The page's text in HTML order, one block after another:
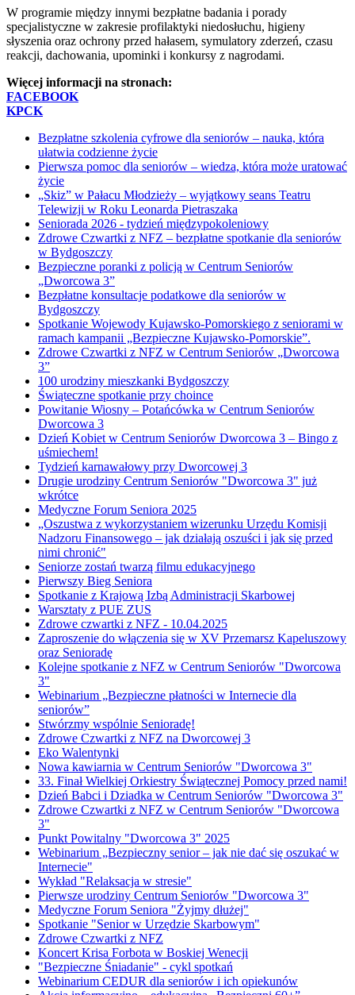
W programie między innymi bezpłatne badania i porady
specjalistyczne w zakresie profilaktyki niedosłuchu, higieny
słyszenia oraz ochrony przed hałasem, symulatory zderzeń, czasu
reakcji, dachowania, upominki i konkursy z nagrodami.
Więcej informacji na stronach:
FACEBOOK
KPCK
Bezpłatne szkolenia cyfrowe dla seniorów – nauka, która
ułatwia codzienne życie
Pierwsza pomoc dla seniorów – wiedza, która może uratować
życie
„Skiz” w Pałacu Młodzieży – wyjątkowy seans Teatru
Telewizji w Roku Leonarda Pietraszaka
Seniorada 2026 - tydzień międzypokoleniowy
Zdrowe Czwartki z NFZ – bezpłatne spotkanie dla seniorów
w Bydgoszczy
Bezpieczne poranki z policją w Centrum Seniorów
„Dworcowa 3”
Bezpłatne konsultacje podatkowe dla seniorów w
Bydgoszczy
Spotkanie Wojewody Kujawsko-Pomorskiego z seniorami w
ramach kampanii „Bezpieczne Kujawsko-Pomorskie”.
Zdrowe Czwartki z NFZ w Centrum Seniorów „Dworcowa
3”
100 urodziny mieszkanki Bydgoszczy
Świąteczne spotkanie przy choince
Powitanie Wiosny – Potańcówka w Centrum Seniorów
Dworcowa 3
Dzień Kobiet w Centrum Seniorów Dworcowa 3 – Bingo z
uśmiechem!
Tydzień karnawałowy przy Dworcowej 3
Drugie urodziny Centrum Seniorów "Dworcowa 3" już
wkrótce
Medyczne Forum Seniora 2025
„Oszustwa z wykorzystaniem wizerunku Urzędu Komisji
Nadzoru Finansowego – jak działają oszuści i jak się przed
nimi chronić"
Seniorze zostań twarzą filmu edukacyjnego
Pierwszy Bieg Seniora
Spotkanie z Krajową Izbą Administracji Skarbowej
Warsztaty z PUE ZUS
Zdrowe czwartki z NFZ - 10.04.2025
Zaproszenie do włączenia się w XV Przemarsz Kapeluszowy
oraz Senioradę
Kolejne spotkanie z NFZ w Centrum Seniorów "Dworcowa
3"
Webinarium „Bezpieczne płatności w Internecie dla
seniorów”
Stwórzmy wspólnie Senioradę!
Zdrowe Czwartki z NFZ na Dworcowej 3
Eko Walentynki
Nowa kawiarnia w Centrum Seniorów "Dworcowa 3"
33. Finał Wielkiej Orkiestry Świątecznej Pomocy przed nami!
Dzień Babci i Dziadka w Centrum Seniorów "Dworcowa 3"
Zdrowe Czwartki z NFZ w Centrum Seniorów "Dworcowa
3"
Punkt Powitalny "Dworcowa 3" 2025
Webinarium „Bezpieczny senior – jak nie dać się oszukać w
Internecie"
Wykład "Relaksacja w stresie"
Pierwsze urodziny Centrum Seniorów "Dworcowa 3"
Medyczne Forum Seniora "Żyjmy dłużej"
Spotkanie "Senior w Urzędzie Skarbowym"
Zdrowe Czwartki z NFZ
Koncert Krisa Forbota w Boskiej Wenecji
"Bezpieczne Śniadanie" - cykl spotkań
Webinarium CEDUR dla seniorów i ich opiekunów